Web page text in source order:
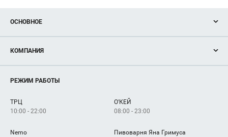
ОСНОВНОЕ
Новости
Магазины
Услуги
КОМПАНИЯ
Рекламодателям
Как добраться
РЕЖИМ РАБОТЫ
ТРЦ
10:00 - 22:00
О'КЕЙ
08:00 - 23:00
Nemo
Пивоварня Яна Гримуса